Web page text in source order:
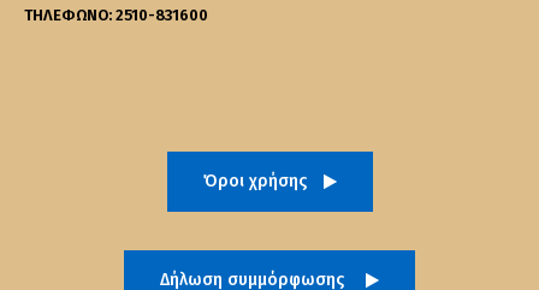
ΤΗΛΕΦΩΝΟ: 2510-831600
Όροι χρήσης
Δήλωση συμμόρφωσης